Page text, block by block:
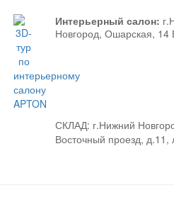
Интерьерный салон:
Новгород, Ошарская, 14
СКЛАД: г.Нижний
Восточный проезд, д.11,